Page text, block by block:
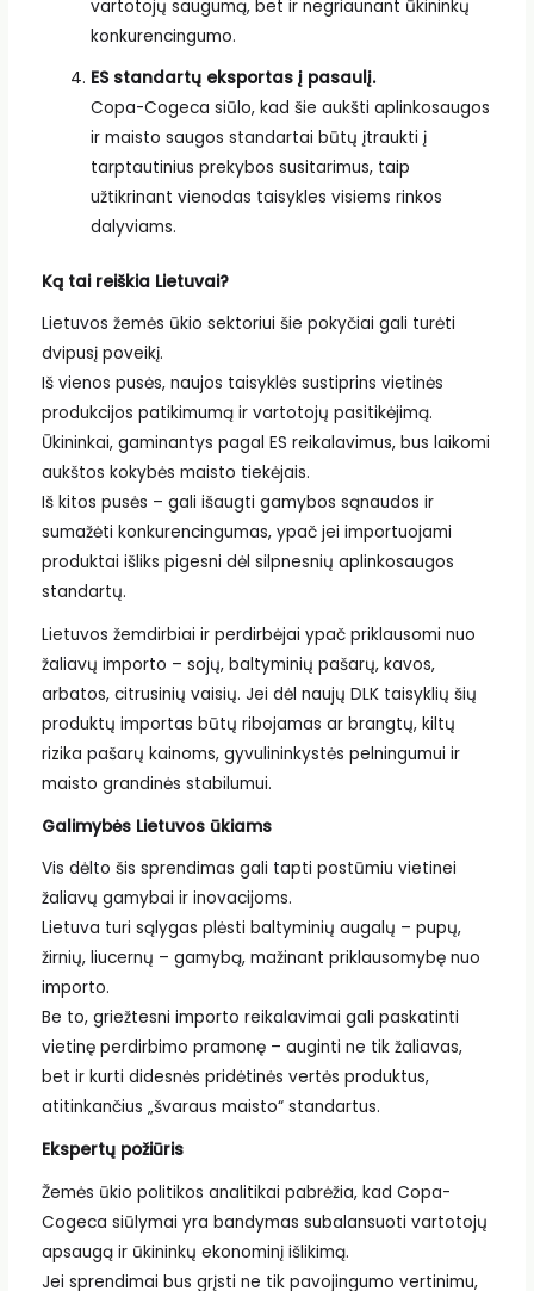
vartotojų saugumą, bet ir negriaunant ūkininkų
konkurencingumo.
ES standartų eksportas į pasaulį.
Copa-Cogeca siūlo, kad šie aukšti aplinkosaugos
ir maisto saugos standartai būtų įtraukti į
tarptautinius prekybos susitarimus, taip
užtikrinant vienodas taisykles visiems rinkos
dalyviams.
Ką tai reiškia Lietuvai?
Lietuvos žemės ūkio sektoriui šie pokyčiai gali turėti
dvipusį poveikį.
Iš vienos pusės, naujos taisyklės sustiprins vietinės
produkcijos patikimumą ir vartotojų pasitikėjimą.
Ūkininkai, gaminantys pagal ES reikalavimus, bus laikomi
aukštos kokybės maisto tiekėjais.
Iš kitos pusės – gali išaugti gamybos sąnaudos ir
sumažėti konkurencingumas, ypač jei importuojami
produktai išliks pigesni dėl silpnesnių aplinkosaugos
standartų.
Lietuvos žemdirbiai ir perdirbėjai ypač priklausomi nuo
žaliavų importo – sojų, baltyminių pašarų, kavos,
arbatos, citrusinių vaisių. Jei dėl naujų DLK taisyklių šių
produktų importas būtų ribojamas ar brangtų, kiltų
rizika pašarų kainoms, gyvulininkystės pelningumui ir
maisto grandinės stabilumui.
Galimybės Lietuvos ūkiams
Vis dėlto šis sprendimas gali tapti postūmiu vietinei
žaliavų gamybai ir inovacijoms.
Lietuva turi sąlygas plėsti baltyminių augalų – pupų,
žirnių, liucernų – gamybą, mažinant priklausomybę nuo
importo.
Be to, griežtesni importo reikalavimai gali paskatinti
vietinę perdirbimo pramonę – auginti ne tik žaliavas,
bet ir kurti didesnės pridėtinės vertės produktus,
atitinkančius „švaraus maisto“ standartus.
Ekspertų požiūris
Žemės ūkio politikos analitikai pabrėžia, kad Copa-
Cogeca siūlymai yra bandymas subalansuoti vartotojų
apsaugą ir ūkininkų ekonominį išlikimą.
Jei sprendimai bus grįsti ne tik pavojingumo vertinimu,